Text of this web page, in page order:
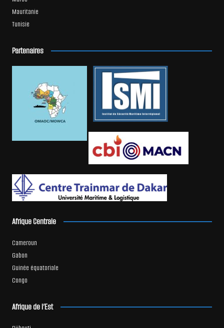
Mauritanie
Tunisie
Partenaires
Afrique Centrale
Cameroun
Gabon
Guinée équatoriale
Congo
Afrique de l’Est